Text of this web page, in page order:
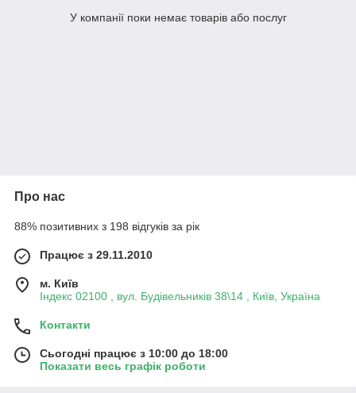
У компанії поки немає товарів або послуг
Про нас
88% позитивних з 198 відгуків за рік
Працює з 29.11.2010
м. Київ
Індекс 02100 , вул. Будівельників 38\14 , Київ, Україна
Контакти
Сьогодні працює з 10:00 до 18:00
Показати весь графік роботи